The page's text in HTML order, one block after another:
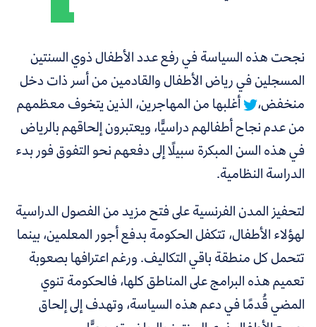
نجحت هذه السياسة في رفع عدد الأطفال ذوي السنتين
المسجلين في رياض الأطفال والقادمين من أسر ذات دخل
منخفض،
أغلبها من المهاجرين، الذين يتخوف معظمهم
من عدم نجاح أطفالهم دراسيًّا، ويعتبرون إلحاقهم بالرياض
في هذه السن المبكرة سبيلًا إلى دفعهم نحو التفوق فور بدء
الدراسة النظامية.
لتحفيز المدن الفرنسية على فتح مزيد من الفصول الدراسية
لهؤلاء الأطفال، تتكفل الحكومة بدفع أجور المعلمين، بينما
تتحمل كل منطقة باقي التكاليف. ورغم اعترافها بصعوبة
تعميم هذه البرامج على المناطق كلها، فالحكومة تنوي
المضي قُدمًا في دعم هذه السياسة، وتهدف إلى إلحاق